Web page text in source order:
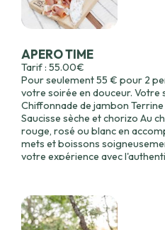
APERO TIME
Tarif : 55.00€
Pour seulement 55 € pour 2
votre soirée en douceur. Votre
Chiffonnade de jambon
Saucisse sèche et chorizo Au
rouge, rosé ou blanc en
mets et boissons
votre expérience avec